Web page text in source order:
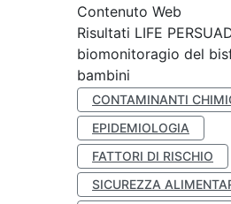
Contenuto Web
Risultati LIFE
biomonitoragio del
bambini
CONTAMINANTI
EPIDEMIOLOGIA
FATTORI DI RISCHIO
SICUREZZA